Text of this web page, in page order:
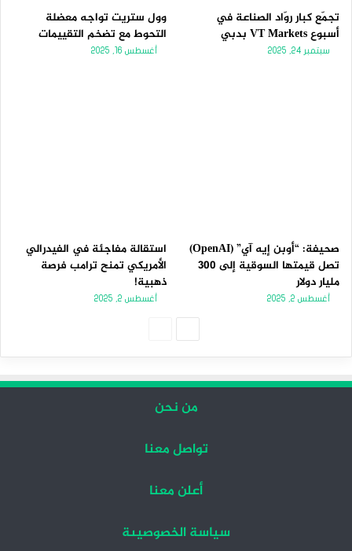
تجمّع كبار روّاد الصناعة في
أسبوع VT Markets بدبي
سبتمبر 24, 2025
وول ستريت تواجه معضلة
التحوط مع تضخم التقييمات
أغسطس 16, 2025
صحيفة: “أوبن إيه آي” (OpenAI)
تصل قيمتها السوقية إلى 300
مليار دولار
أغسطس 2, 2025
استقالة مفاجئة في الفيدرالي
الأمريكي تمنح ترامب فرصة
ذهبية!
أغسطس 2, 2025
من نحن
تواصل معنا
أعلن معنا
سياسة الخصوصيىة